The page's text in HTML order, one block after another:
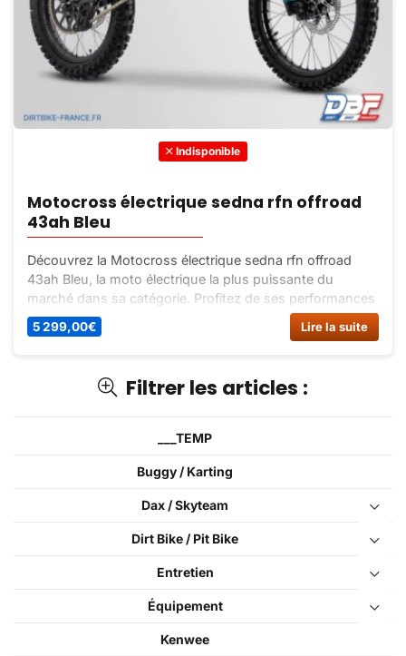
Filtrer les articles :
___TEMP
Buggy / Karting
Dax / Skyteam
Dirt Bike / Pit Bike
Entretien
Équipement
Kenwee
Indisponible
Motocross électrique sedna rfn offroad
43ah Bleu
Découvrez la Motocross électrique sedna rfn offroad
43ah Bleu, la moto électrique la plus puissante du
marché dans sa catégorie. Profitez de ses performances
exceptionnelles et de son autonomie record.
Commandez-la dès maintenant sur Dirt Bike France !
5 299,00€ Lire la suite